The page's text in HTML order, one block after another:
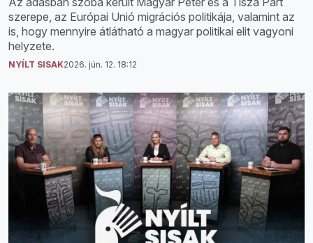
szerepe, az Európai Unió migrációs politikája, valamint az
is, hogy mennyire átlátható a magyar politikai elit vagyoni
helyzete.
NYÍLT SISAK2026. jún. 12. 18:12